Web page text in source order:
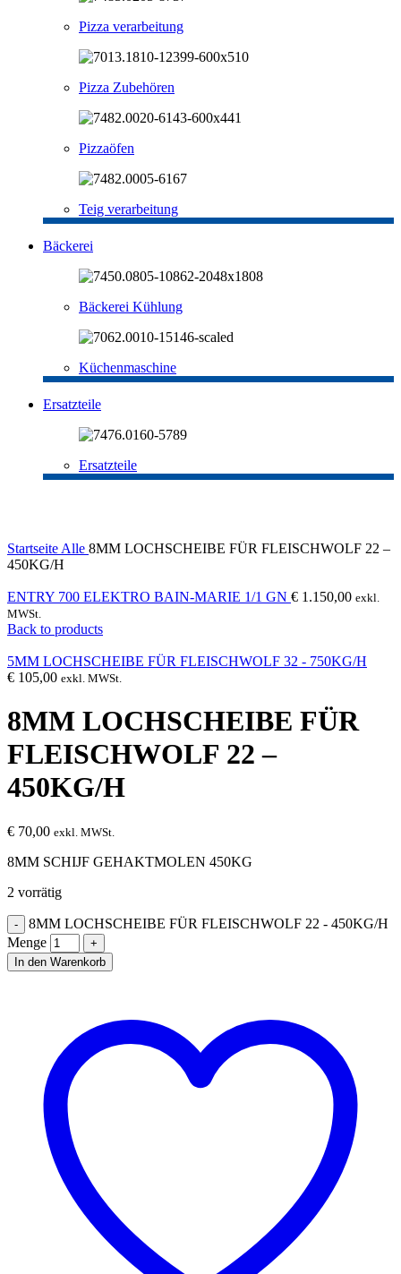
Pizza verarbeitung
Pizza Zubehören
Pizzaöfen
Teig verarbeitung
Bäckerei
Bäckerei Kühlung
Küchenmaschine
Ersatzteile
Ersatzteile
Startseite Alle 8MM LOCHSCHEIBE FÜR FLEISCHWOLF 22 –
450KG/H
ENTRY 700 ELEKTRO BAIN-MARIE 1/1 GN € 1.150,00 exkl.
MWSt.
Back to products
5MM LOCHSCHEIBE FÜR FLEISCHWOLF 32 - 750KG/H
€ 105,00 exkl. MWSt.
8MM LOCHSCHEIBE FÜR
FLEISCHWOLF 22 –
450KG/H
€ 70,00 exkl. MWSt.
8MM SCHIJF GEHAKTMOLEN 450KG
2 vorrätig
8MM LOCHSCHEIBE FÜR FLEISCHWOLF 22 - 450KG/H
Menge
In den Warenkorb